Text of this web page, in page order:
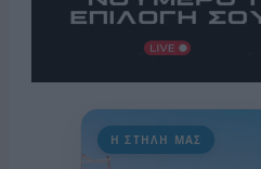
Η ΣΤΗΛΗ ΜΑΣ